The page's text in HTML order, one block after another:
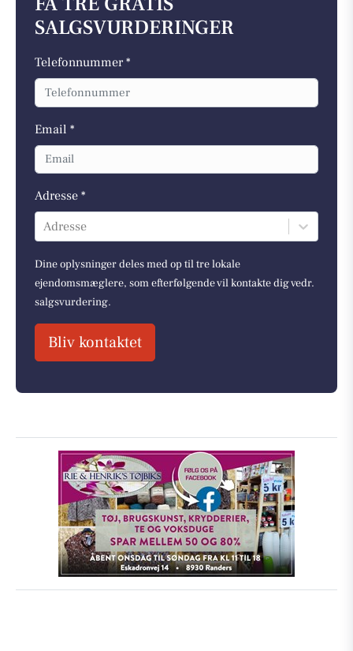
SALGSVURDERINGER
Telefonnummer *
Email *
Adresse *
Adresse
Dine oplysninger deles med op til tre lokale
ejendomsmæglere, som efterfølgende vil kontakte dig vedr.
salgsvurdering.
Bliv kontaktet